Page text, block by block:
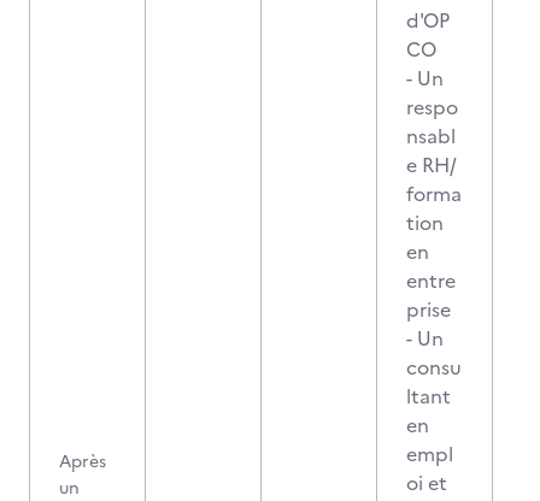
Après
un
d'OP
CO
- Un
respo
nsabl
e RH/
forma
tion
en
entre
prise
- Un
consu
ltant
en
empl
oi et